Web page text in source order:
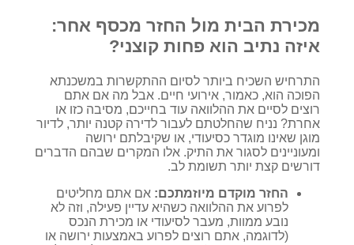
מכירת הבית מול החזר מכסף אחר:
איזה נתיב הוא פחות קוצני?
התרחיש השכיח ביותר לסיום ההתקשרות במשכנתא
הפוכה הוא, כאמור, אירועי חיים. אבל מה אם אתם
רוצים לסיים את ההלוואה עוד בחייכם, מסיבה כזו או
אחרת? נניח שהחלטתם לעבור לדירה קטנה יותר, לדיור
מוגן שאינו מוגדר כסיעודי, או שקיבלתם ירושה
ומעוניינים לסגור את התיק. אלו המקרים שבהם הדברים
דורשים קצת יותר תשומת לב.
החזר מוקדם מיוזמתכם: אם אתם מחליטים
לפרוע את ההלוואה כשהיא עדיין פעילה, וזה לא
נובע ממוות, מעבר לסיעודי או מכירת הנכס
(לדוגמה, אתם רוצים לפרוע באמצעות ירושה או